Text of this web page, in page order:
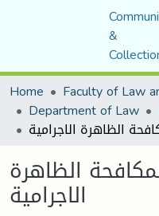
&
Home
Department of Law
الظاهرة
الاجرامية